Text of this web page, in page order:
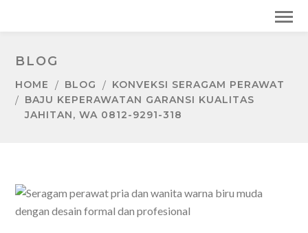
BLOG
HOME BLOG
KONVEKSI SERAGAM PERAWAT
BAJU KEPERAWATAN GARANSI KUALITAS
JAHITAN, WA 0812-9291-318